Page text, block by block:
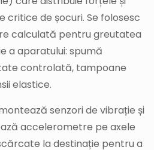
critice de șocuri. Se folosesc
calculată pentru greutatea
a aparatului: spumă
controlată, tampoane
elastice.
senzori de vibrație și
accelerometre pe axele
la destinație pentru a